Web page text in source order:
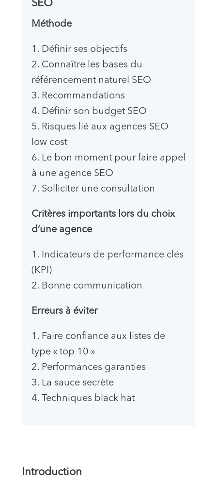
SEO
Méthode
1. Définir ses objectifs
2. Connaître les bases du
référencement naturel SEO
3. Recommandations
4. Définir son budget SEO
5. Risques lié aux agences SEO
low cost
6. Le bon moment pour faire appel
à une agence SEO
7. Solliciter une consultation
Critères importants lors du choix
d’une agence
1. Indicateurs de performance clés
(KPI)
2. Bonne communication
Erreurs à éviter
1. Faire confiance aux listes de
type « top 10 »
2. Performances garanties
3. La sauce secrète
4. Techniques black hat
Introduction